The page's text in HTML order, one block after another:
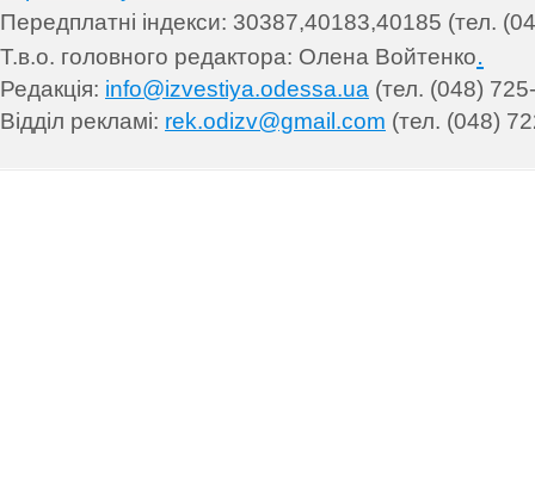
Передплатні індекси: 30387,40183,40185 (тел.
Т.в.о. головного редактора: Олена Войтенко.
Редакція: info@izvestiya.odessa.ua (тел. (048)
Відділ рекламі: rek.odizv@gmail.com (тел. (048)